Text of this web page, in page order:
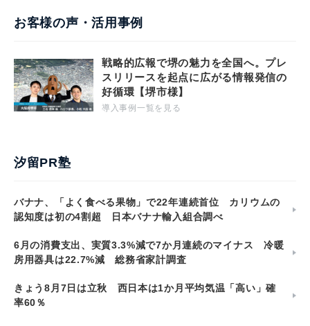
お客様の声・活用事例
戦略的広報で堺の魅力を全国へ。プレ
スリリースを起点に広がる情報発信の
好循環【堺市様】
導入事例一覧を見る
汐留PR塾
バナナ、「よく食べる果物」で22年連続首位 カリウムの
認知度は初の4割超 日本バナナ輸入組合調べ
6月の消費支出、実質3.3%減で7か月連続のマイナス 冷暖
房用器具は22.7%減 総務省家計調査
きょう8月7日は立秋 西日本は1か月平均気温「高い」確
率60％